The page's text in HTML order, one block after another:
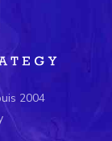
2004